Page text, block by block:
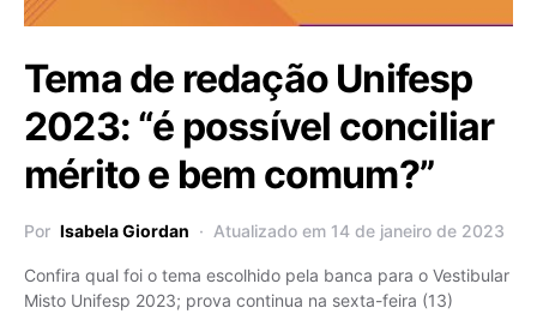
Tema de redação Unifesp
2023: “é possível conciliar
mérito e bem comum?”
Por Isabela Giordan Atualizado em 14 de janeiro de 2023
Confira qual foi o tema escolhido pela banca para o Vestibular
Misto Unifesp 2023; prova continua na sexta-feira (13)